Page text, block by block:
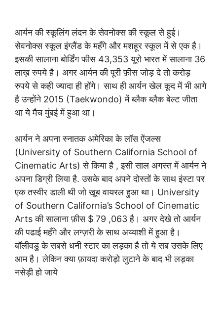
आर्यन की स्कूलिंग लंदन के सेवनोक्स की स्कूल से हुई।
सेवनोक्स स्कूल इंग्लैंड के महँगे और मशहूर स्कूल में से एक है।
इसकी सालाना बोर्डिंग फीस 43,353 यूरो भारत में सालाना 36
लाख़ रुपये है। अगर आर्यन की पूरी फ़ीस जोड़ दे तो करोड़
रुपये से कही ज्यादा ही होंगे। साथ ही आर्यन खेल कूद में भी आगे
है उन्होंने 2015 (Taekwondo) में ब्लैक ब्लैक बेल्ट जीता
था ये मैच मुंबई में हुआ था।
आर्यन ने अपना स्नातक अमेरिका के लॉस ऐंजल्स
(University of Southern California School of
Cinematic Arts) से किया है , इसी साल अगस्त में आर्यन ने
अपना डिग्री लिया है. उसके बाद अपने दोस्तों के साथ इंस्टा पर
एक तस्वीर डाली थी जो खूब वायरल हुआ था। University
of Southern California’s School of Cinematic
Arts की सालाना फ़ीस $ 79 ,063 है। अगर देखे तो आर्यन
की पढाई महँगे और लग्ज़री के साथ अय्याशी में हुआ है।
बॉलीवडु के सबसे धनी स्टार का लड़का है तो ये सब उसके लिए
आम है। लेकिन क्या फ़ायदा करोड़ो लुटाने के बाद भी लड़का
नसेड़ी हो जाये